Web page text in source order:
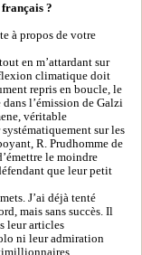
?
à propos de votre
en m’attardant sur
climatique doit
repris en boucle, le
l’émission de Galzi
véritable
sur les
R. Prudhomme de
le moindre
que leur petit
J’ai déjà tenté
mais sans succès. Il
leur articles
ni leur admiration